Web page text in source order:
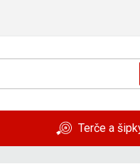
Terče a